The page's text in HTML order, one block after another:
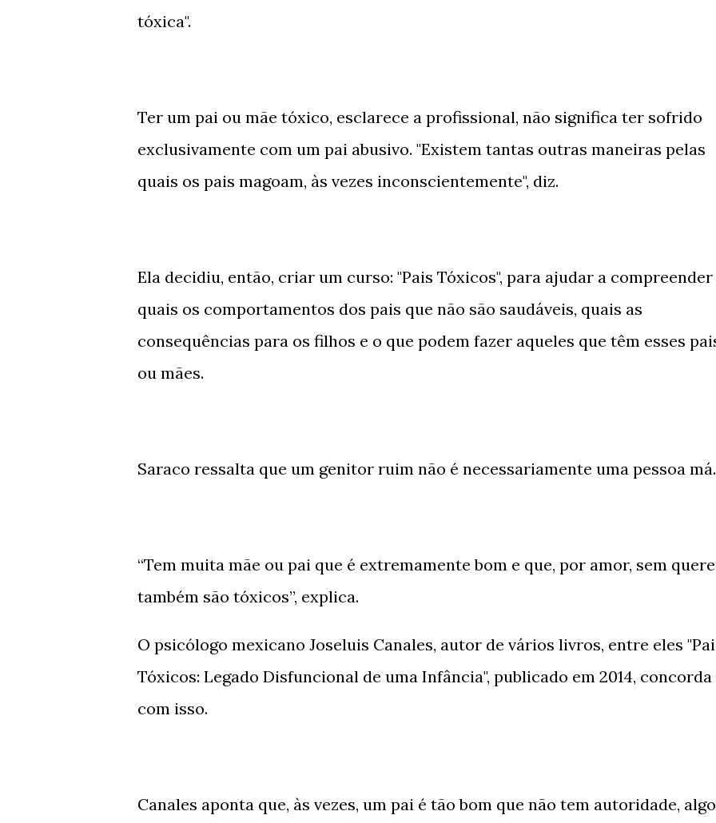
tóxica".
Ter um pai ou mãe tóxico, esclarece a profissional, não significa ter sofrido
exclusivamente com um pai abusivo. "Existem tantas outras maneiras pelas
quais os pais magoam, às vezes inconscientemente", diz.
Ela decidiu, então, criar um curso: "Pais Tóxicos", para ajudar a compreender
quais os comportamentos dos pais que não são saudáveis, quais as
consequências para os filhos e o que podem fazer aqueles que têm esses
ou mães.
Saraco ressalta que um genitor ruim não é necessariamente uma pessoa má.
“Tem muita mãe ou pai que é extremamente bom e que, por amor, sem
também são tóxicos”, explica.
O psicólogo mexicano Joseluis Canales, autor de vários livros, entre eles
Tóxicos: Legado Disfuncional de uma Infância", publicado em 2014, concorda
com isso.
Canales aponta que, às vezes, um pai é tão bom que não tem autoridade, algo